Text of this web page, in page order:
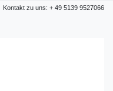
Kontakt zu uns: + 49 5139 9527066